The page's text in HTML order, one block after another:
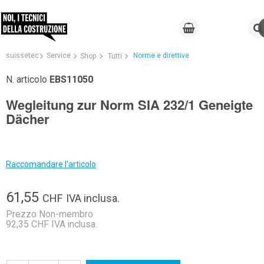
suissetec Service Shop Tutti Norme e direttive
N. articolo EBS11050
Wegleitung zur Norm SIA 232/1 Geneigte
Dächer
Raccomandare l'articolo
61,55 CHF IVA inclusa.
Prezzo Non-membro
92,35 CHF IVA inclusa.